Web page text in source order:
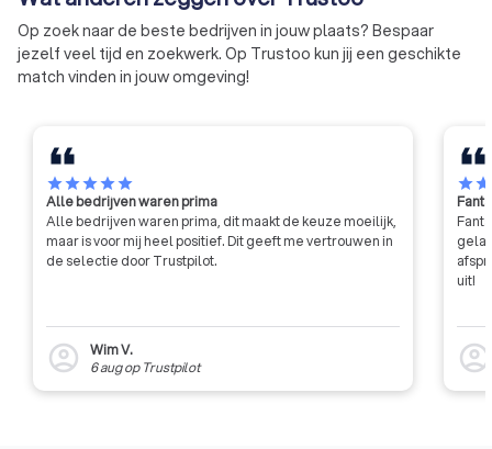
diploma of een contract, bij Trustoo vind je een betrouwbare
tolk in Doetinchem. Vraag vandaag nog vier offertes aan en
kies de tolk die het beste bij jouw behoeften past. Zo helpt
Trustoo je om snel en efficiënt de beste tolken te vinden in
Op zoek naar de beste bedrijven in jouw plaats? Bespaar
jezelf veel tijd en zoekwerk. Op Trustoo kun jij een geschikte
match vinden in jouw omgeving!
starstarstarstarstar
Alle bedrijven waren prima
Alle bedrijven waren prima, dit maakt de keuze moeilijk,
maar is voor mij heel positief. Dit geeft me vertrouwen in
de selectie door Trustpilot.
account_circle
Wim V.
6 augop Trustpilot
starstar
uit!
account_circle